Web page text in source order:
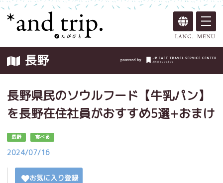
長野
長野県民のソウルフード【牛乳パン】
を長野在住社員がおすすめ5選+おまけ
長野 食べる
2024/07/16
お気に入り登録